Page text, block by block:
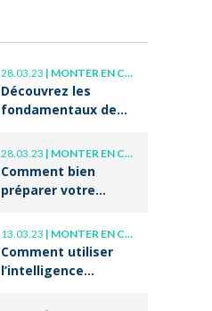
28.03.23 | MONTER EN COMPÉTENCE
Découvrez les
fondamentaux de
et du coaching !
28.03.23 | MONTER EN COMPÉTENCE
Comment bien
préparer votre
professionnelle ?
13.03.23 | MONTER EN COMPÉTENCE
Comment utiliser
l’intelligence
ses écrits